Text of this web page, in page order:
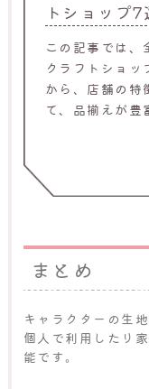
トショップ
この記事では、
クラフトショ
から、店舗の特
て、品揃えが豊
まとめ
キャラクターの生
個人で利用したり
能です。